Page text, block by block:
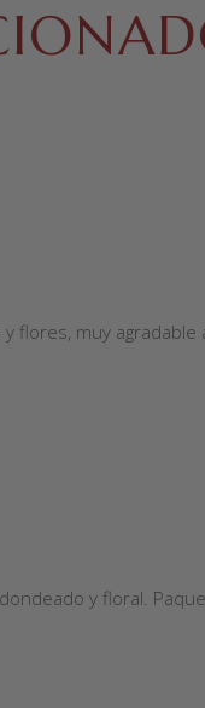
flores, muy agradable
y floral.